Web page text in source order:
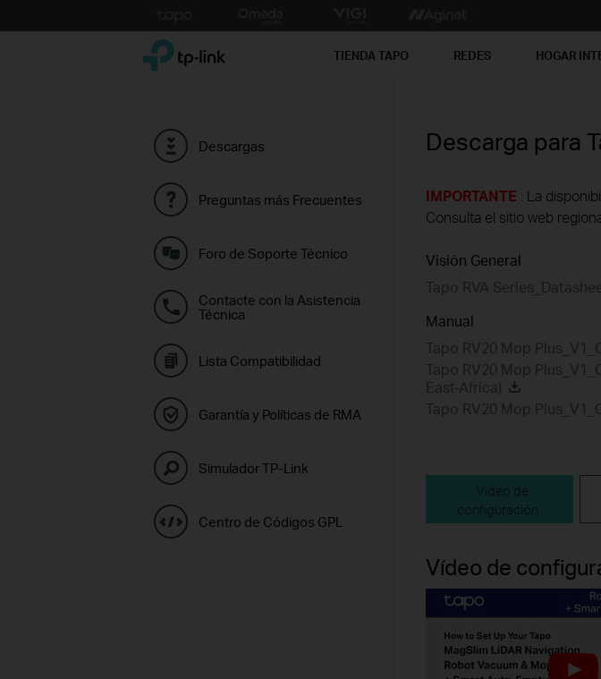
to
TP-Link, Reliably Smart TIENDA TAPO REDES HOGAR
Descargas
Preguntas más Frecuentes
Foro de Soporte Técnico
Contacte con la Asistencia
Técnica
Lista Compatibilidad
Garantía y Políticas de RMA
Simulador TP-Link
Centro de Códigos GPL
Descarga para
IMPORTANTE : La
Consulta el sitio web
Visión General
Tapo RVA
Manual
Tapo RV20 Mop
Tapo RV20 Mop
East-Africa)
Tapo RV20 Mop
Vídeo de
configuración
Vídeo de